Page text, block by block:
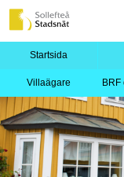
Startsida
Villaägare